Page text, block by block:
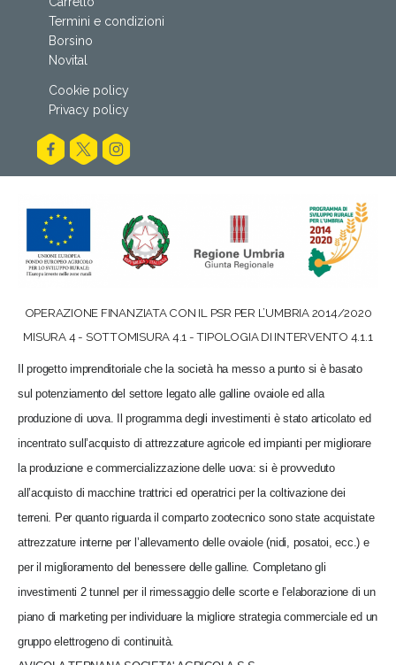
Termini e condizioni
Borsino
Novital
Cookie policy
Privacy policy
OPERAZIONE FINANZIATA CON IL PSR PER L’UMBRIA 2014/2020
MISURA 4 - SOTTOMISURA 4.1 - TIPOLOGIA DI INTERVENTO 4.1.1
Il progetto imprenditoriale che la società ha messo a punto si è basato
sul potenziamento del settore legato alle galline ovaiole ed alla
produzione di uova. Il programma degli investimenti è stato articolato ed
incentrato sull’acquisto di attrezzature agricole ed impianti per migliorare
la produzione e commercializzazione delle uova: si è provveduto
all’acquisto di macchine trattrici ed operatrici per la coltivazione dei
terreni. Per quanto riguarda il comparto zootecnico sono state acquistate
attrezzature interne per l’allevamento delle ovaiole (nidi, posatoi, ecc.) e
per il miglioramento del benessere delle galline. Completano gli
investimenti 2 tunnel per il rimessaggio delle scorte e l’elaborazione di un
piano di marketing per individuare la migliore strategia commerciale ed un
gruppo elettrogeno di continuità.